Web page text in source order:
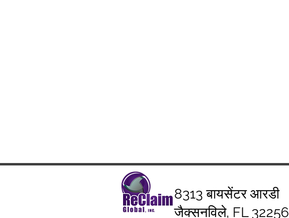
8313 बायसेंटर आरडी
जैक्सनविले, FL 32256